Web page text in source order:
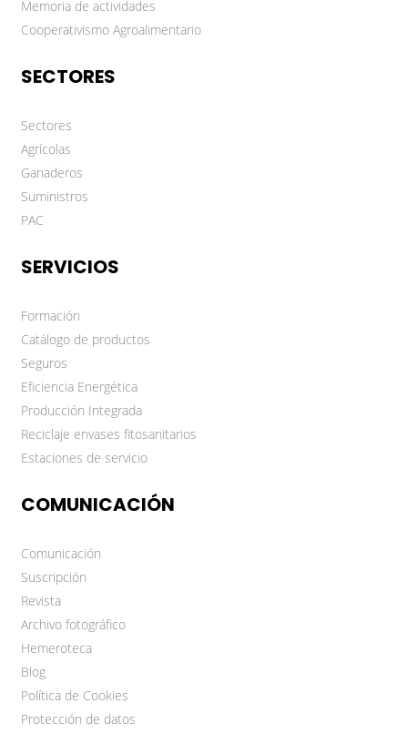
Memoria de actividades
Cooperativismo Agroalimentario
SECTORES
Sectores
Agrícolas
Ganaderos
Suministros
PAC
SERVICIOS
Formación
Catálogo de productos
Seguros
Eficiencia Energética
Producción Integrada
Reciclaje envases fitosanitarios
Estaciones de servicio
COMUNICACIÓN
Comunicación
Suscripción
Revista
Archivo fotográfico
Hemeroteca
Blog
Política de Cookies
Protección de datos